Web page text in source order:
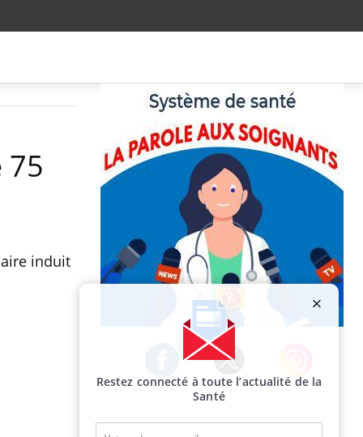
75
induit
Facebook Twitter Instagram
Restez connecté à toute l’actualité de la
Santé